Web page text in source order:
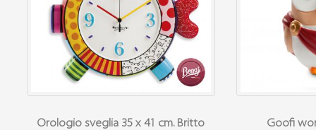
Orologio sveglia 35 x 41 cm. Britto Goofi